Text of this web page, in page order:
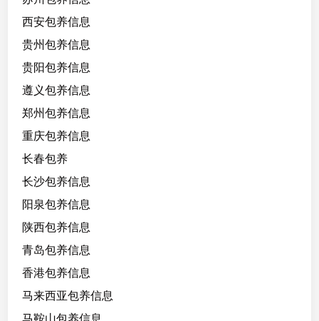
西安包养信息
贵州包养信息
贵阳包养信息
遵义包养信息
郑州包养信息
重庆包养信息
长春包养
长沙包养信息
阳泉包养信息
陕西包养信息
青岛包养信息
香港包养信息
马来西亚包养信息